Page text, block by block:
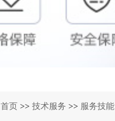
首页 >> 技术服务 >> 服务技能